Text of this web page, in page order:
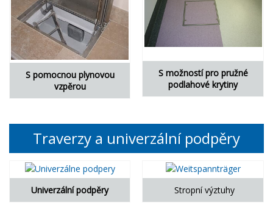
S pomocnou plynovou
vzpěrou
S možností pro pružné
podlahové krytiny
Traverzy a univerzální podpěry
Univerzální podpěry Stropní výztuhy